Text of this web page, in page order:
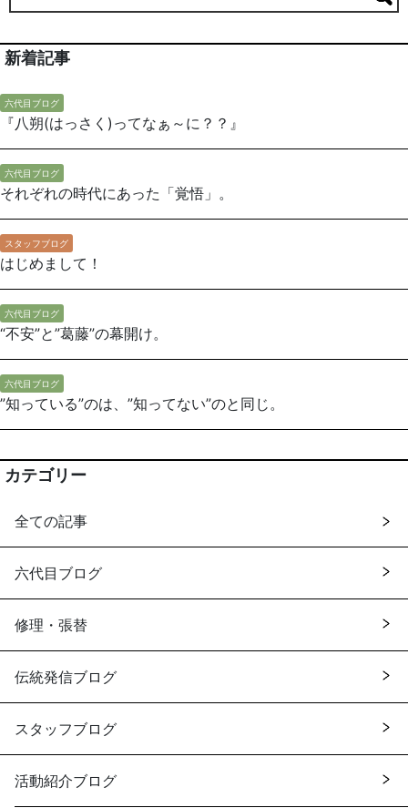
新着記事
六代目ブログ
『八朔(はっさく)ってなぁ～に？？』
六代目ブログ
それぞれの時代にあった「覚悟」。
スタッフブログ
はじめまして！
六代目ブログ
“不安”と”葛藤”の幕開け。
六代目ブログ
”知っている”のは、”知ってない”のと同じ。
カテゴリー
全ての記事
六代目ブログ
修理・張替
伝統発信ブログ
スタッフブログ
活動紹介ブログ